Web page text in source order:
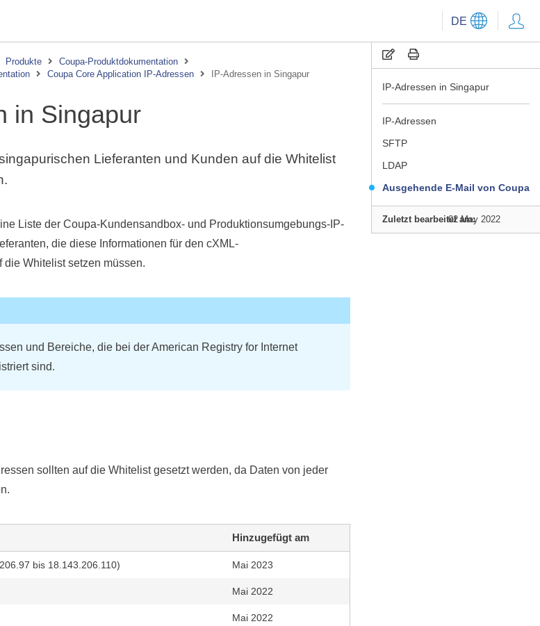
DE
IP-Adressen in Singapur
IP-Adressen
SFTP
LDAP
Ausgehende E-Mail von Coupa
Zuletzt bearbeitet am:02 May 2022
Produkte
Coupa-Produktdokumentation
Coupa Core Application IP-Adressen IP-Adressen in Singapur
in Singapur
Lieferanten und Kunden auf die Whitelist
Liste der Coupa-Kundensandbox- und Produktionsumgebungs-IP-
die diese Informationen für den cXML-
die Whitelist setzen müssen.
und Bereiche, die bei der American Registry for Internet
sind.
sollten auf die Whitelist gesetzt werden, da Daten von jeder
Hinzugefügt am
bis 18.143.206.110) Mai 2023
Mai 2022
Mai 2022